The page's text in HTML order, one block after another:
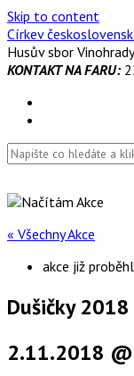
Skip to content
Církev
Husův sbor Vinohrady
KONTAKT NA FARU:
« Všechny Akce
akce již
Dušičky
2.11.2018